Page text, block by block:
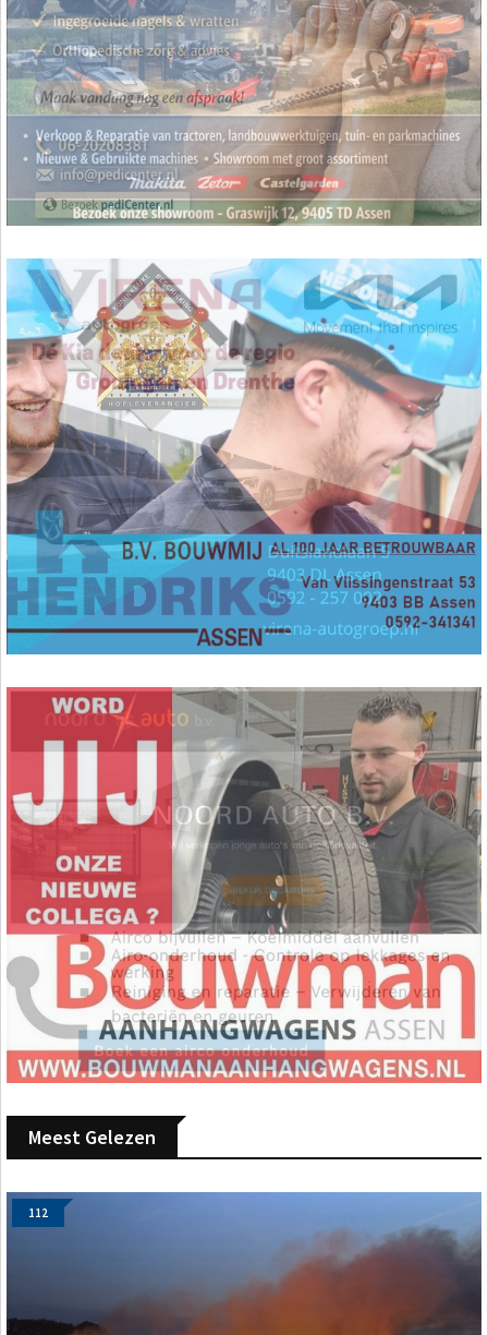
Meest Gelezen
112